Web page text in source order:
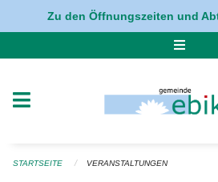
Navigation überspringen
Zu den Öffnungszeiten und
STARTSEITE VERANSTALTUNGEN